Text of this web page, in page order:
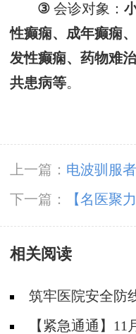
③会诊对象：
性癫痫、成年癫痫
发性癫痫、药物难
共患病等。
上一篇： 电波驯服
医师节致敬神康抗
下一篇：
【名医聚
京朝阳医院神经内
名额有限，速约
相关阅读
筑牢医院安全
防安全培训纪实
【紧急通通】